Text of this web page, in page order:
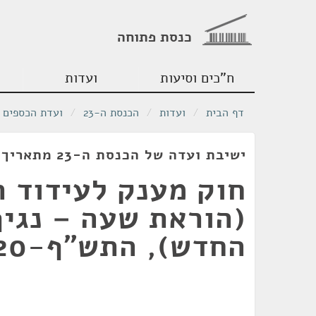
כנסת פתוחה
ח"כים וסיעות ועדות
דף הבית / ועדות / הכנסת ה-23 / ועדת הכספים
ישיבת ועדה של הכנסת ה-23 מתאריך 08/06/2020
חוק מענק לעידוד
(הוראת שעה –
החדש), התש"ף-2020